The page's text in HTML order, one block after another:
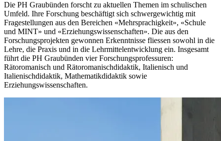
Die PH Graubünden forscht zu aktuellen Themen im schulischen
Umfeld. Ihre Forschung beschäftigt sich schwergewichtig mit
Fragestellungen aus den Bereichen «Mehrsprachigkeit», «Schule
und MINT» und «Erziehungswissenschaften». Die aus den
Forschungsprojekten gewonnen Erkenntnisse fliessen sowohl in die
Lehre, die Praxis und in die Lehrmittelentwicklung ein. Insgesamt
führt die PH Graubünden vier Forschungsprofessuren:
Rätoromanisch und Rätoromanischdidaktik, Italienisch und
Italienischdidaktik, Mathematikdidaktik sowie
Erziehungswissenschaften.